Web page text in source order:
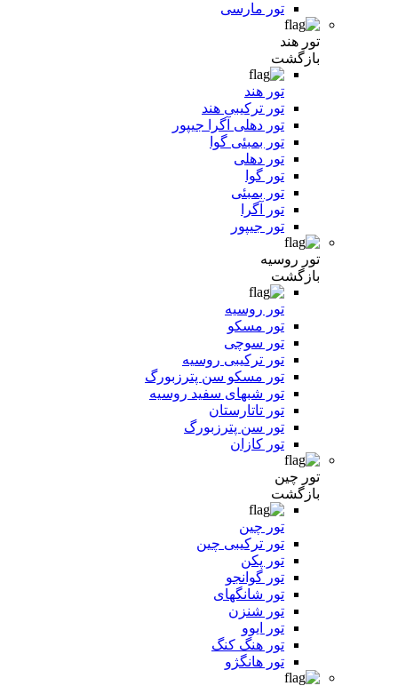
تور مارسی
تور هند
بازگشت
تور هند
تور ترکیبی هند
تور دهلی آگرا جیپور
تور بمبئی گوا
تور دهلی
تور گوا
تور بمبئی
تور آگرا
تور جیپور
تور روسیه
بازگشت
تور روسیه
تور مسکو
تور سوچی
تور ترکیبی روسیه
تور مسکو سن پترزبورگ
تور شبهای سفید روسیه
تور تاتارستان
تور سن پترزبورگ
تور کازان
تور چین
بازگشت
تور چین
تور ترکیبی چین
تور پکن
تور گوانجو
تور شانگهای
تور شنزن
تور ایوو
تور هنگ کنگ
تور هانگژو